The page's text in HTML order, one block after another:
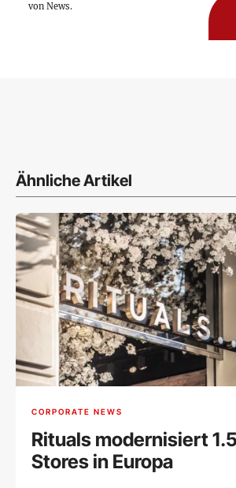
von News.
Ähnliche Artikel
CORPORATE NEWS
Rituals modernisiert
Stores in Europa